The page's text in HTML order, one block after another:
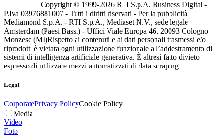
Copyright © 1999-2026 RTI S.p.A. Business Digital -
P.Iva 03976881007 - Tutti i diritti riservati - Per la pubblicità
Mediamond S.p.A. - RTI S.p.A., Mediaset N.V., sede legale
Amsterdam (Paesi Bassi) - Uffici Viale Europa 46, 20093 Cologno
Monzese (MI)Rispetto ai contenuti e ai dati personali trasmessi e/o
riprodotti è vietata ogni utilizzazione funzionale all’addestramento di
sistemi di intelligenza artificiale generativa. È altresì fatto divieto
espresso di utilizzare mezzi automatizzati di data scraping.
Legal
CorporatePrivacy PolicyCookie Policy
Media
Video
Foto